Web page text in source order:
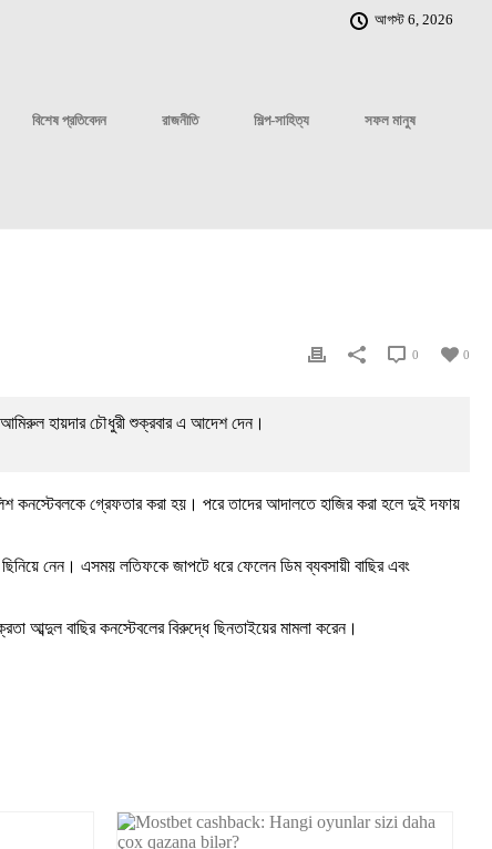
আগস্ট 6, 2026
বিশেষ প্রতিবেদন রাজনীতি শিল্প-সাহিত্য সফল মানুষ
0
0
আমিরুল হায়দার চৌধুরী শুক্রবার এ আদেশ দেন।
কনস্টেবলকে গ্রেফতার করা হয়। পরে তাদের আদালতে হাজির করা হলে দুই দফায়
নেন। এসময় লতিফকে জাপটে ধরে ফেলেন ডিম ব্যবসায়ী বাছির এবং
আব্দুল বাছির কনস্টেবলের বিরুদ্ধে ছিনতাইয়ের মামলা করেন।